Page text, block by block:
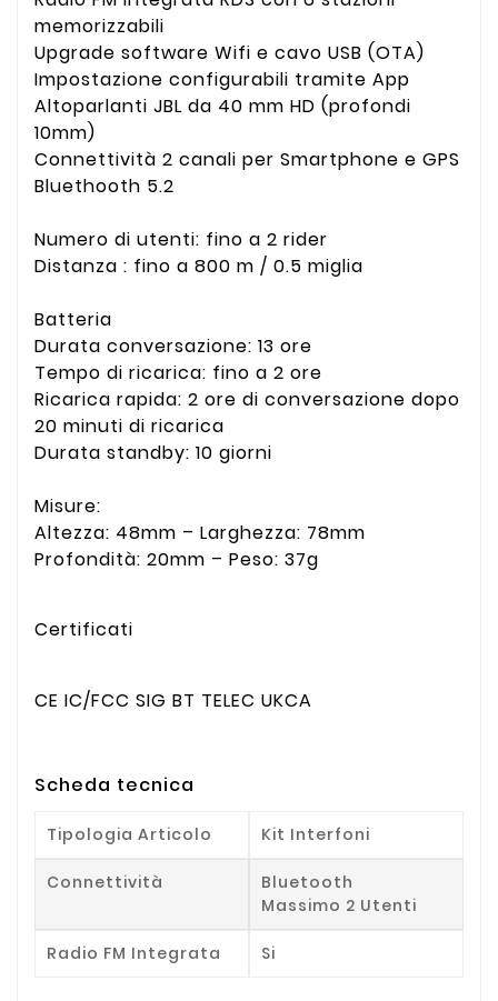
memorizzabili
Upgrade software Wifi e cavo USB (OTA)
Impostazione configurabili tramite App
Altoparlanti JBL da 40 mm HD (profondi
10mm)
Connettività 2 canali per Smartphone e GPS
Bluethooth 5.2
Numero di utenti: fino a 2 rider
Distanza : fino a 800 m / 0.5 miglia
Batteria
Durata conversazione: 13 ore
Tempo di ricarica: fino a 2 ore
Ricarica rapida: 2 ore di conversazione dopo
20 minuti di ricarica
Durata standby: 10 giorni
Misure:
Altezza: 48mm – Larghezza: 78mm
Profondità: 20mm – Peso: 37g
Certificati
CE IC/FCC SIG BT TELEC UKCA
Scheda tecnica
Tipologia Articolo Kit Interfoni
Connettività
Bluetooth
Massimo 2 Utenti
Radio FM Integrata Si